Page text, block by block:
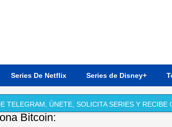
Series De Netflix Series de Disney+
TELEGRAM, ÚNETE, SOLICITA SERIES Y RECIBE
Bitcoin: